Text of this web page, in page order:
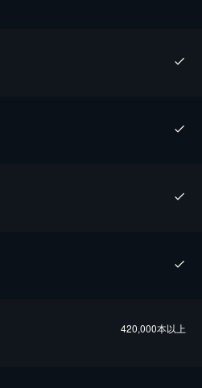
420,000本以上